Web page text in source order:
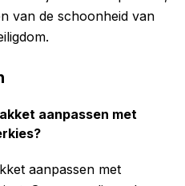
van de schoonheid van
aanpassen met
aanpassen met